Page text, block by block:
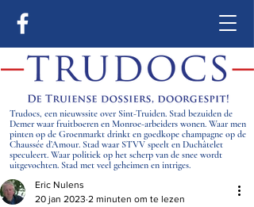
Trudocs, een nieuwssite over Sint-Truiden. Stad bezuiden de
Demer waar fruitboeren en Monroe-arbeiders wonen. Waar men
pinten op de Groenmarkt drinkt en goedkope champagne op de
Chaussée d’Amour. Stad waar STVV speelt en Duchâtelet
speculeert. Waar politiek op het scherp van de snee wordt
uitgevochten. Stad met veel geheimen en intriges.
Eric Nulens
20 jan 2023 2 minuten om te lezen